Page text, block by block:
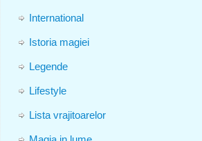
International
Istoria magiei
Legende
Lifestyle
Lista vrajitoarelor